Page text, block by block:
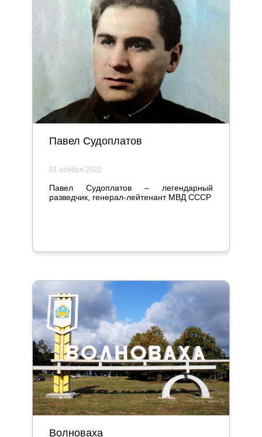
Павел Судоплатов
01 ноября 2022
Павел Судоплатов – легендарный
разведчик, генерал-лейтенант МВД СССР
Волноваха